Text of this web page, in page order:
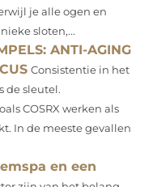
je alle ogen en
sloten,...
ANTI-AGING
Consistentie in het
de sleutel.
COSRX werken als
In de meeste gevallen
en een